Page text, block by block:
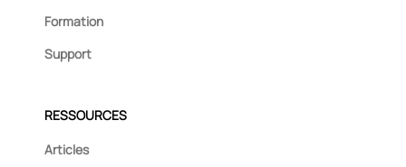
Formation
Support
RESSOURCES
Articles